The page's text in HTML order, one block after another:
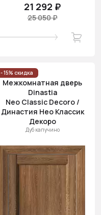
21 292 ₽
25 050 ₽
- 15% скидка
Межкомнатная дверь
Dinastia
Neo Classic Decoro /
Династия Нео Классик
Декоро
Дуб капучино